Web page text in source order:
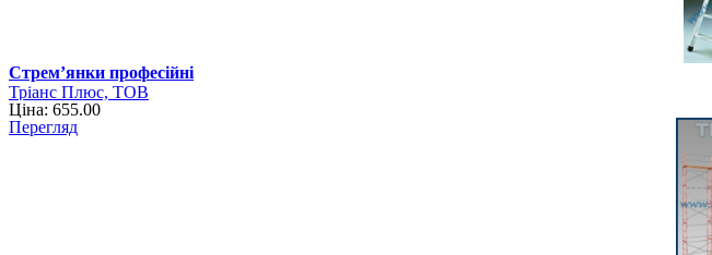
Стрем’янки професійні
Тріанс Плюс, ТОВ
Ціна: 655.00
Перегляд